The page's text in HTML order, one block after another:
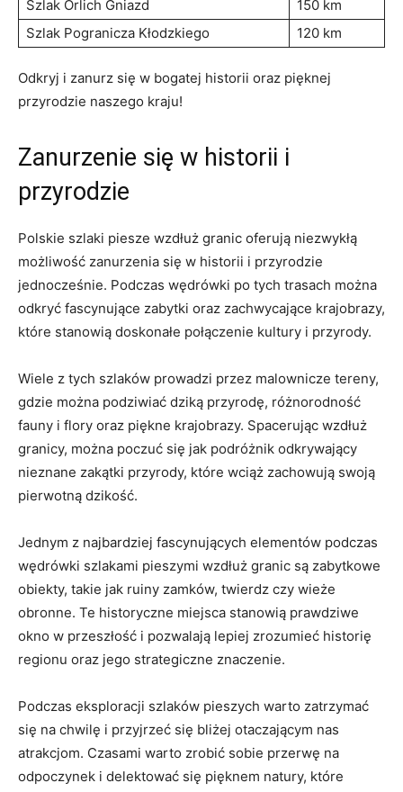
Szlak ⁤Orlich Gniazd
150 km
Szlak Pogranicza‍ Kłodzkiego
120 ​km
Odkryj ​i zanurz się w bogatej historii oraz pięknej
przyrodzie naszego ‍kraju!
Zanurzenie się w historii i
przyrodzie
Polskie szlaki piesze​ wzdłuż granic oferują‍ niezwykłą
możliwość ⁢zanurzenia się w historii ⁣i przyrodzie
jednocześnie. Podczas ⁤wędrówki po⁣ tych trasach⁣ można‍
odkryć fascynujące ⁢zabytki‍ oraz zachwycające krajobrazy,‍
które stanowią doskonałe połączenie kultury‍ i przyrody.
Wiele ⁢z ‍tych⁤ szlaków prowadzi⁢ przez malownicze tereny,
gdzie‌ można podziwiać dziką przyrodę,‍ różnorodność
fauny i flory oraz ⁢piękne krajobrazy. Spacerując wzdłuż
granicy, można poczuć‌ się jak podróżnik odkrywający
nieznane zakątki przyrody, które wciąż zachowują⁣ swoją
pierwotną dzikość.
Jednym z najbardziej fascynujących elementów podczas
wędrówki‌ szlakami ‌pieszymi wzdłuż ‌granic są zabytkowe
obiekty, ‌takie jak‍ ruiny zamków, twierdz⁣ czy‌ wieże
obronne. Te historyczne miejsca stanowią prawdziwe
okno‍ w ‍przeszłość⁢ i pozwalają lepiej ⁣zrozumieć historię
regionu oraz jego strategiczne znaczenie.
Podczas eksploracji szlaków pieszych warto⁤ zatrzymać
się na chwilę⁢ i ‍przyjrzeć się bliżej otaczającym nas‌
atrakcjom. Czasami​ warto zrobić sobie przerwę na‌
odpoczynek ​i delektować się pięknem natury, które